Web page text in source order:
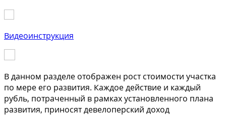
Видеоинструкция
В данном разделе отображен рост стоимости участка
по мере его развития. Каждое действие и каждый
рубль, потраченный в рамках установленного плана
развития, приносят девелоперский доход